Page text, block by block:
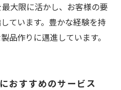
大限に活かし、お客様の要
ています。豊かな経験を持
品作りに邁進しています。
おすすめのサービス